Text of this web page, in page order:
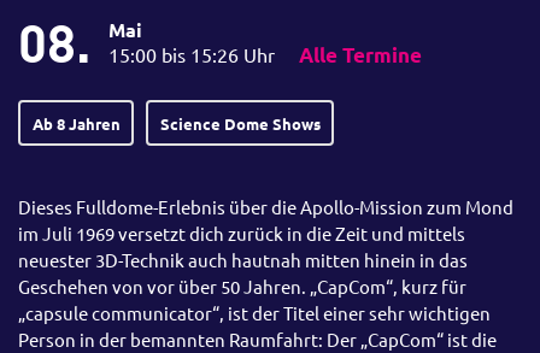
08. Mai
15:00 bis 15:26 Uhr Alle Termine
Ab 8 Jahren Science Dome Shows
Dieses Fulldome-Erlebnis über die Apollo-Mission zum Mond
im Juli 1969 versetzt dich zurück in die Zeit und mittels
neuester 3D-Technik auch hautnah mitten hinein in das
Geschehen von vor über 50 Jahren. „CapCom“, kurz für
„capsule communicator“, ist der Titel einer sehr wichtigen
Person in der bemannten Raumfahrt: Der „CapCom“ ist die